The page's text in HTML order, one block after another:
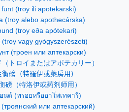
(troy ili apotekarski)
(troy alebo apothecárska)
(troy eða apótekari)
vagy gyógyszerészeti)
(троен или аптекарски)
トロイまたはアポテカリー）
磅（特羅伊或藥房用）
磅（特洛伊或药剂师用）
นด์ (ทรอยหรืออาโพเทคารี)
или аптекарский)